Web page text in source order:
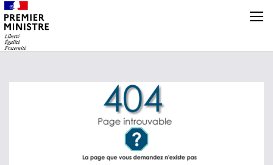
Panneau de gestion des cookies